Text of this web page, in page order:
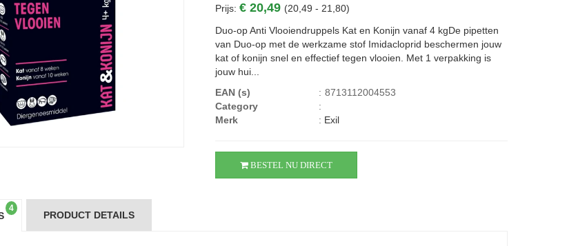
Prijs:€ 20,49 (20,49 - 21,80)
Duo-op Anti Vlooiendruppels Kat en Konijn vanaf 4 kgDe pipetten
van Duo-op met de werkzame stof Imidacloprid beschermen jouw
kat of konijn snel en effectief tegen vlooien. Met 1 verpakking is
jouw hui...
EAN (s)
: 8713112004553
Category
:
Merk
: Exil
BESTEL NU DIRECT
4
PRODUCT DETAILS